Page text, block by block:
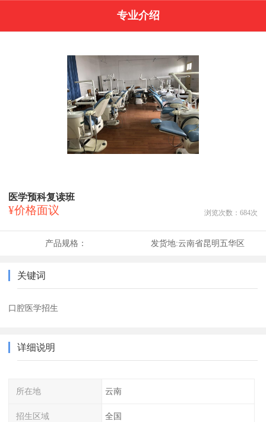
专业介绍
医学预科复读班
¥价格面议 浏览次数： 684次
产品规格： 发货地:云南省昆明五华区
关键词
口腔医学招生
详细说明
所在地 云南
招生区域 全国